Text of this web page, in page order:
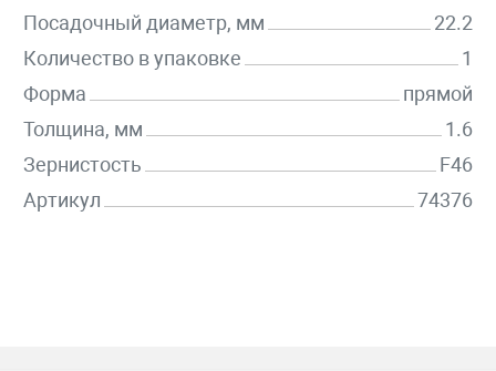
Посадочный диаметр, мм
22.2
Количество в упаковке
1
Форма
прямой
Толщина, мм
1.6
Зернистость
F46
Артикул
74376